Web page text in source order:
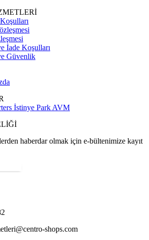
İade Koşulları
Güvenlik
İstinye Park AVM
haberdar olmak için e-bültenimize kayıt
shops.com